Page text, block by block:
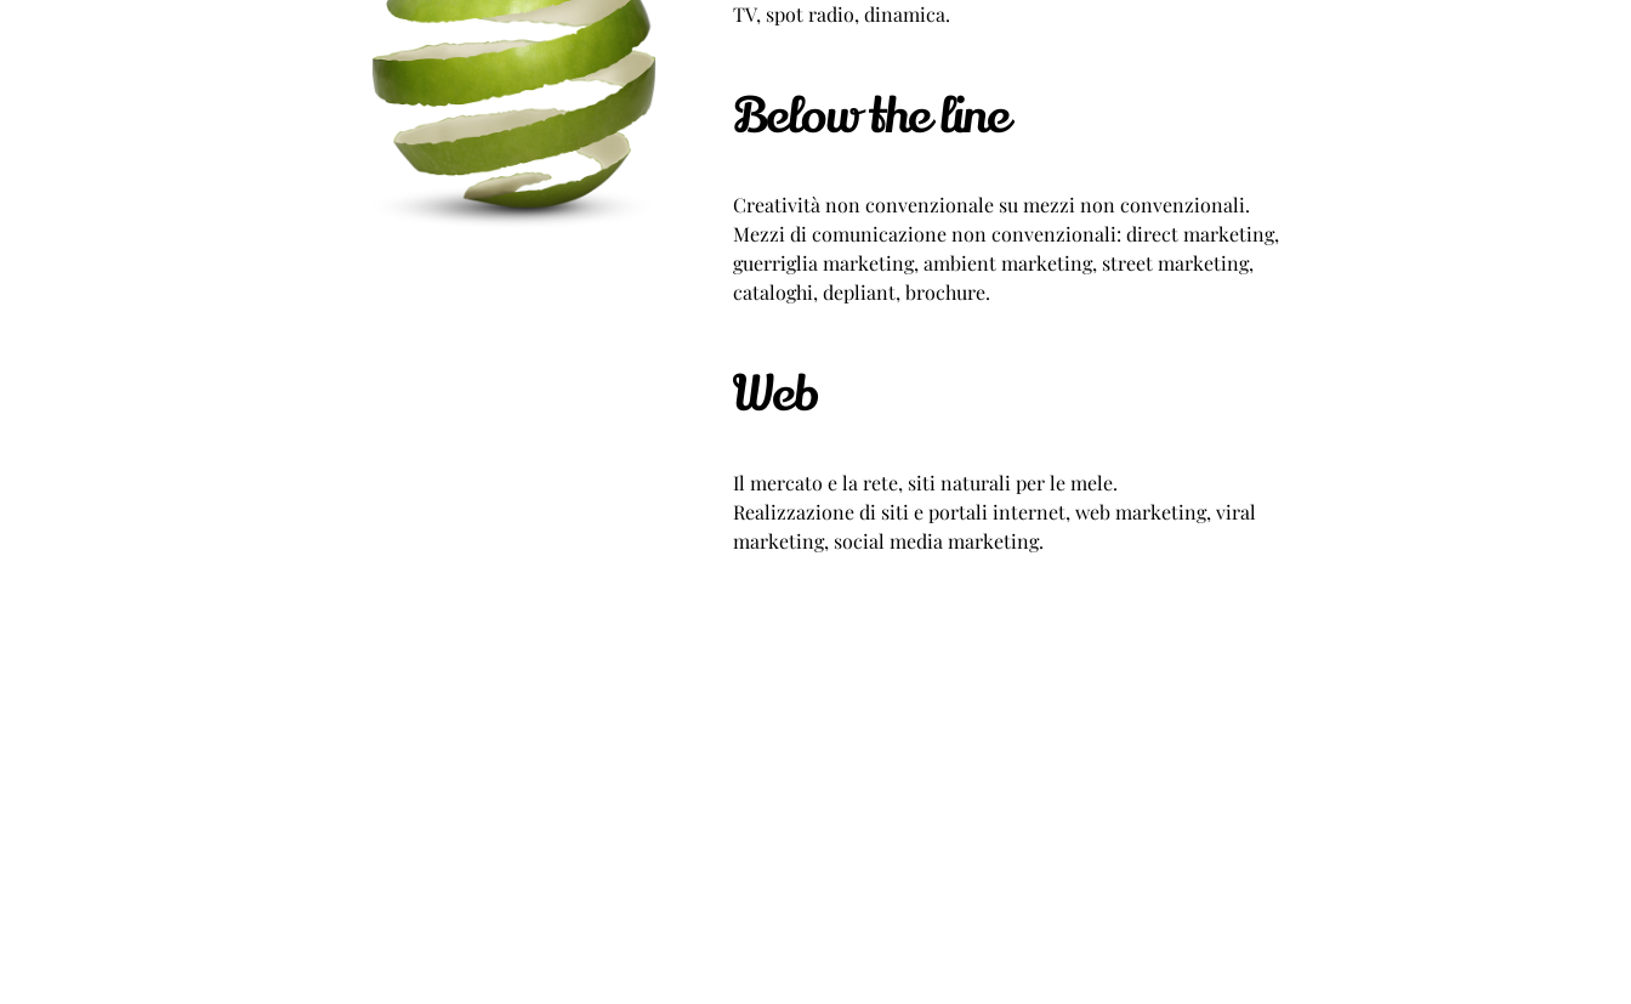
TV, spot radio, dinamica.
Below the line
Creatività non convenzionale su mezzi non convenzionali.
Mezzi di comunicazione non convenzionali: direct marketing,
guerriglia marketing, ambient marketing, street marketing,
cataloghi, depliant, brochure.
Web
Il mercato e la rete, siti naturali per le mele.
Realizzazione di siti e portali internet, web marketing, viral
marketing, social media marketing.